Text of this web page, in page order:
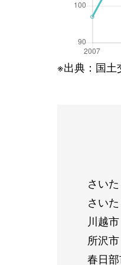
※出典：国土
さい
さい
川越市
所沢市
春日